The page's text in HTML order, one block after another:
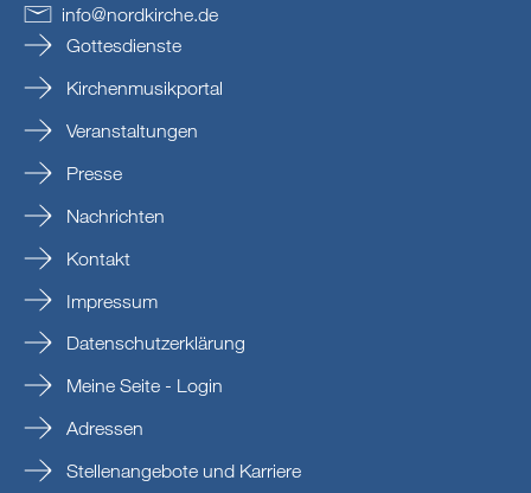
info@nordkirche.de
Gottesdienste
Kirchenmusikportal
Veranstaltungen
Presse
Nachrichten
Kontakt
Impressum
Datenschutzerklärung
Meine Seite - Login
Adressen
Stellenangebote und Karriere